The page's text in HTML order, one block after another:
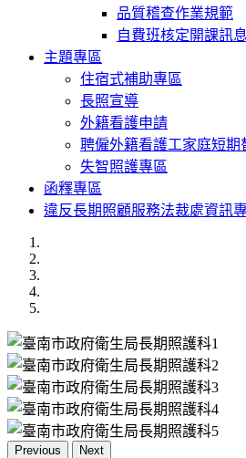
品質稽查作業規範
自費班核定開課訊息
主題專區
住宿式補助專區
長照宣導
外籍看護申請
聘僱外籍看護工家庭短期
失智照護專區
函釋專區
違反長期照顧服務法裁處資訊
Previous Next